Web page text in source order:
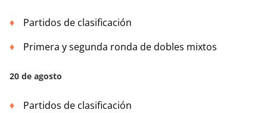
Partidos de clasificación
Primera y segunda ronda de dobles mixtos
20 de agosto
Partidos de clasificación